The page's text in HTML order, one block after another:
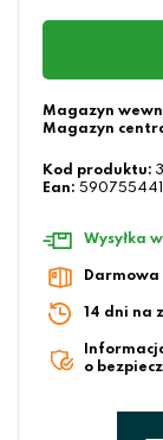
Magazyn
Magazyn
Kod produktu:
Ean:
Wysyłka
14 dni na
o